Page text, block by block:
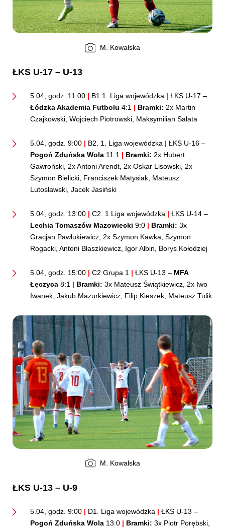
M. Kowalska
ŁKS U-17 – U-13
5.04, godz. 11:00 | B1 1. Liga wojewódzka | ŁKS U-17 –
Łódzka Akademia Futbolu 4:1 | Bramki: 2x Martin
Czajkowski, Wojciech Piotrowski, Maksymilian Sałata
5.04, godz. 9:00 | B2. 1. Liga wojewódzka | ŁKS U-16 –
Pogoń Zduńska Wola 11:1 | Bramki: 2x Hubert
Gawroński, 2x Antoni Arendt, 2x Oskar Lisowski, 2x
Szymon Bielicki, Franciszek Matysiak, Mateusz
Lutosławski, Jacek Jasiński
5.04, godz. 13:00 | C2. 1 Liga wojewódzka | ŁKS U-14 –
Lechia Tomaszów Mazowiecki 9:0 | Bramki: 3x
Gracjan Pawlukiewicz, 2x Szymon Kawka, Szymon
Rogacki, Antoni Błaszkiewicz, Igor Albin, Borys Kołodziej
5.04, godz. 15:00 | C2 Grupa 1 | ŁKS U-13 – MFA
Łęczyca 8:1 | Bramki: 3x Mateusz Świątkiewicz, 2x Iwo
Iwanek, Jakub Mazurkiewicz, Filip Kieszek, Mateusz Tulik
M. Kowalska
ŁKS U-13 – U-9
5.04, godz. 9:00 | D1. Liga wojewódzka | ŁKS U-13 –
Pogoń Zduńska Wola 13:0 | Bramki: 3x Piotr Porębski,